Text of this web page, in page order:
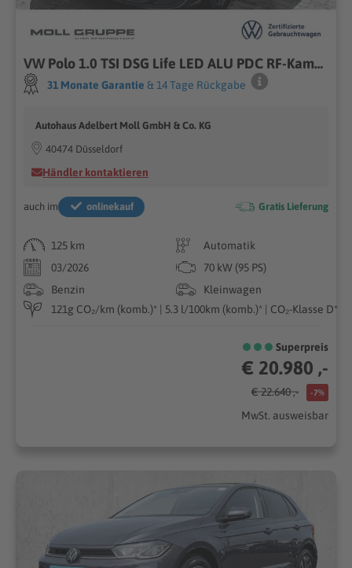
VW Polo 1.0 TSI DSG Life LED ALU PDC RF-Kamera
31 Monate Garantie & 14 Tage Rückgabe
Autohaus Adelbert Moll GmbH & Co. KG
40474 Düsseldorf
Händler kontaktieren
auch im onlinekauf Gratis Lieferung
125 km
Automatik
03/2026
70 kW (95 PS)
Benzin
Kleinwagen
121g CO₂/km (komb.)* | 5.3 l/100km (komb.)* | CO₂-Klasse D*
Superpreis
€ 20.980 ,-
€ 22.640 ,- -7%
MwSt. ausweisbar